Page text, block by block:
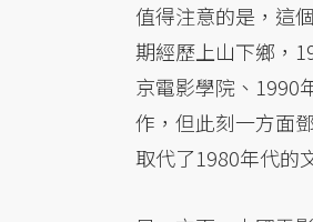
值得注意的是，這
期經歷上山下鄉，
京電影學院、1990
作，但此刻一方面
取代了1980年代的